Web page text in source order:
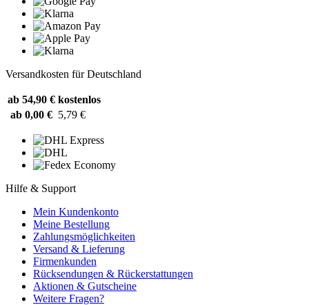
Versandkosten für Deutschland
ab 54,90 € kostenlos
ab 0,00 € 5,79 €
Hilfe & Support
Mein Kundenkonto
Meine Bestellung
Zahlungsmöglichkeiten
Versand & Lieferung
Firmenkunden
Rücksendungen & Rückerstattungen
Aktionen & Gutscheine
Weitere Fragen?